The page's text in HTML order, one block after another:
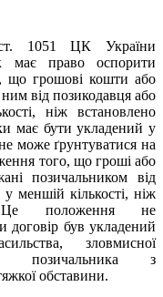
1051 ЦК України
має право оспорити
що грошові кошти або
від позикодавця або
ніж встановлено
має бути укладений у
може ґрунтуватися на
того, що гроші або
позичальником від
меншій кількості, ніж
Це положення не
договір був укладений
зловмисної
позичальника з
обставини.